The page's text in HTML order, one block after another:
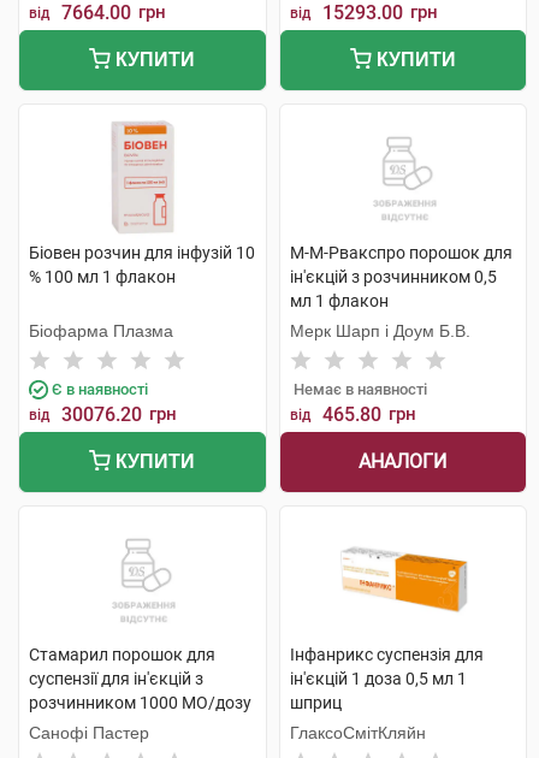
від 7664.00 грн
КУПИТИ
від 15293.00 грн
КУПИТИ
Біовен розчин для інфузій 10
% 100 мл 1 флакон
Біофарма Плазма
Є в наявності
від 30076.20 грн
КУПИТИ
М-М-Рвакспро порошок для
ін'єкцій з розчинником 0,5
мл 1 флакон
Мерк Шарп і Доум Б.В.
Немає в наявності
від 465.80 грн
АНАЛОГИ
Стамарил порошок для
суспензії для ін'єкцій з
розчинником 1000 МО/дозу
1 флакон
Санофі Пастер
Інфанрикс суспензія для
ін'єкцій 1 доза 0,5 мл 1
шприц
ГлаксоСмітКляйн